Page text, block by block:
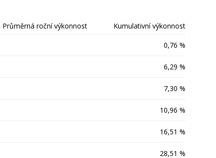
Průměrná roční výkonnost Kumulativní výkonnost
0,76 %
6,29 %
7,30 %
10,96 %
16,51 %
28,51 %